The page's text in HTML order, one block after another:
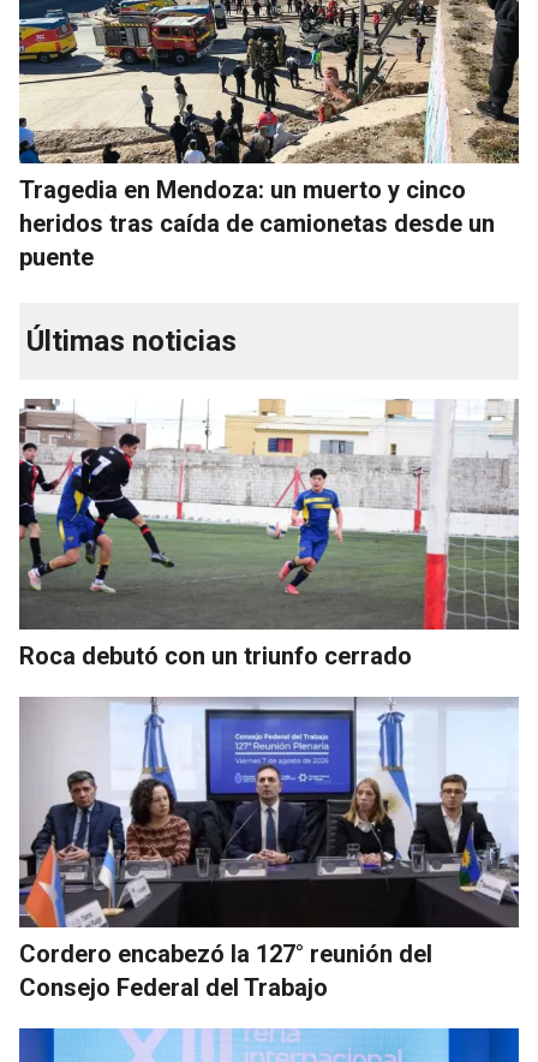
Tragedia en Mendoza: un muerto y cinco
heridos tras caída de camionetas desde un
puente
Últimas noticias
Roca debutó con un triunfo cerrado
Cordero encabezó la 127° reunión del
Consejo Federal del Trabajo